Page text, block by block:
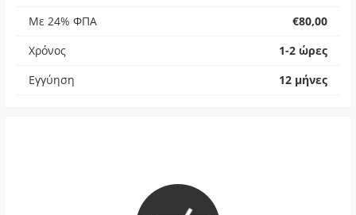
Με 24% ΦΠΑ
€80,00
Χρόνος
1-2 ώρες
Εγγύηση
12 μήνες